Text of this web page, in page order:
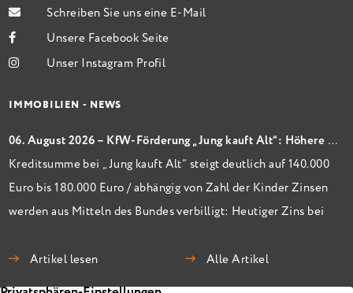
Schreiben Sie uns eine E-Mail
Unsere Facebook Seite
Unser Instagram Profil
IMMOBILIEN - NEWS
06. August 2026 – KfW-Förderung „Jung kauft Alt“: Höhere Kredite ab August 2026
Kreditsumme bei „Jung kauft Alt“ steigt deutlich auf 140.000
Euro bis 180.000 Euro / abhängig von Zahl der Kinder Zinsen
werden aus Mitteln des Bundes verbilligt: Heutiger Zins bei
Zinsbindung Antragstellende verpflichten sich zu
energetischer Sanierung binnen 54 Monaten nach
Artikel lesen Alle Artikel